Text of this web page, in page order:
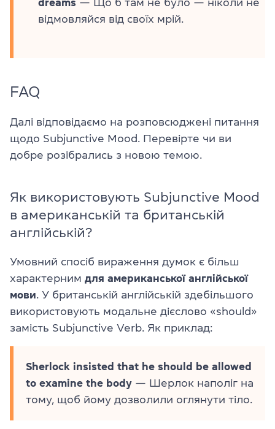
dreams — Що б там не було — ніколи не
відмовляйся від своїх мрій.
FAQ
Далі відповідаємо на розповсюджені питання
щодо Subjunctive Mood. Перевірте чи ви
добре розібрались з новою темою.
Як використовують Subjunctive Mood
в американській та британській
англійській?
Умовний спосіб вираження думок є більш
характерним для американської англійської
мови. У британській англійській здебільшого
використовують модальне дієслово «should»
замість Subjunctive Verb. Як приклад:
Sherlock insisted that he should be allowed
to examine the body — Шерлок наполіг на
тому, щоб йому дозволили оглянути тіло.